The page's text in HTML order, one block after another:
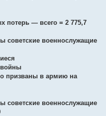
потерь — всего = 2 775,7
советские военнослужащие
войны
призваны в армию на
советские военнослужащие